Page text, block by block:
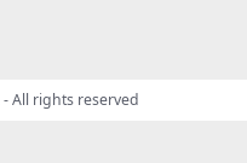
- All rights reserved